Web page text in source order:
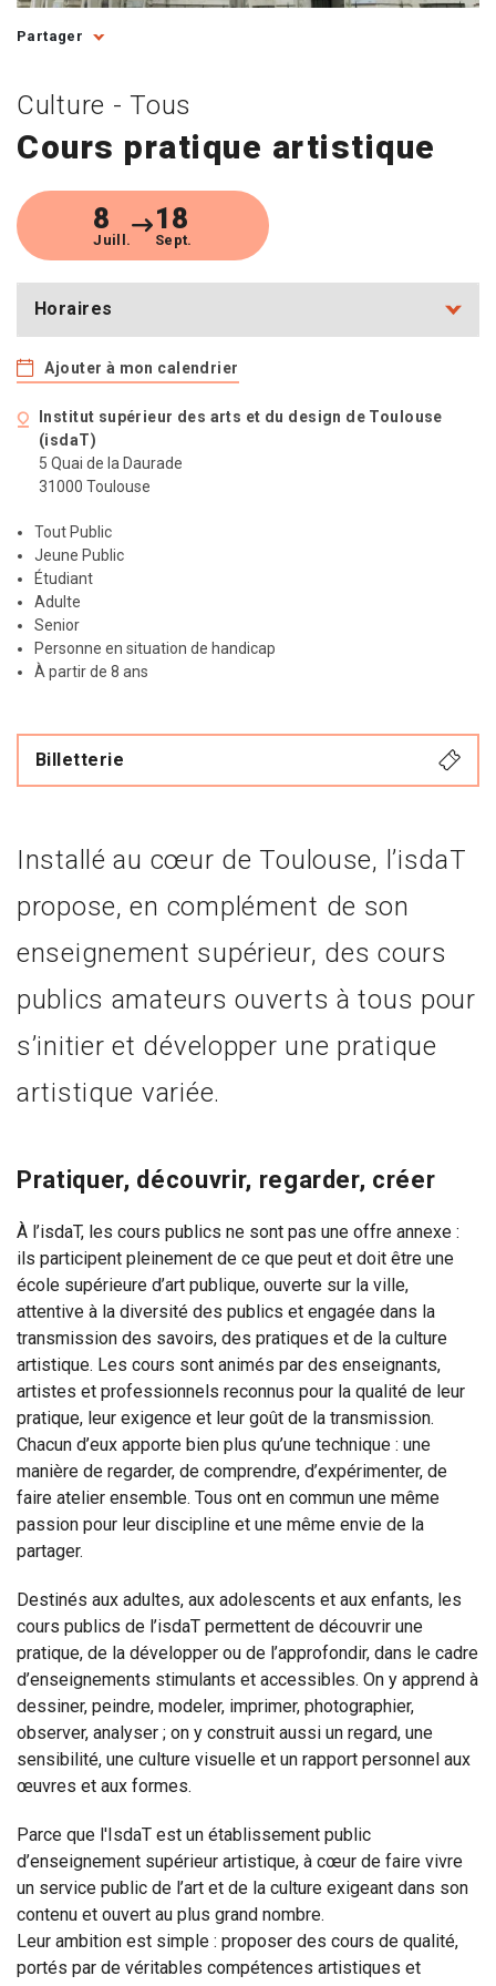
Partager
Cours pratique artistique
Culture - Tous
8
Juill.
18
Sept.
Horaires
Ajouter à mon calendrier
Institut supérieur des arts et du design de Toulouse
(isdaT)
5 Quai de la Daurade
31000 Toulouse
Tout Public
Jeune Public
Étudiant
Adulte
Senior
Personne en situation de handicap
À partir de 8 ans
Billetterie
Installé au cœur de Toulouse, l’isdaT
propose, en complément de son
enseignement supérieur, des cours
publics amateurs ouverts à tous pour
s’initier et développer une pratique
artistique variée.
Pratiquer, découvrir, regarder, créer
À l’isdaT, les cours publics ne sont pas une offre annexe :
ils participent pleinement de ce que peut et doit être une
école supérieure d’art publique, ouverte sur la ville,
attentive à la diversité des publics et engagée dans la
transmission des savoirs, des pratiques et de la culture
artistique. Les cours sont animés par des enseignants,
artistes et professionnels reconnus pour la qualité de leur
pratique, leur exigence et leur goût de la transmission.
Chacun d’eux apporte bien plus qu’une technique : une
manière de regarder, de comprendre, d’expérimenter, de
faire atelier ensemble. Tous ont en commun une même
passion pour leur discipline et une même envie de la
partager.
Destinés aux adultes, aux adolescents et aux enfants, les
cours publics de l’isdaT permettent de découvrir une
pratique, de la développer ou de l’approfondir, dans le cadre
d’enseignements stimulants et accessibles. On y apprend à
dessiner, peindre, modeler, imprimer, photographier,
observer, analyser ; on y construit aussi un regard, une
sensibilité, une culture visuelle et un rapport personnel aux
œuvres et aux formes.
Parce que l'IsdaT est un établissement public
d’enseignement supérieur artistique, à cœur de faire vivre
un service public de l’art et de la culture exigeant dans son
contenu et ouvert au plus grand nombre.
Leur ambition est simple : proposer des cours de qualité,
portés par de véritables compétences artistiques et